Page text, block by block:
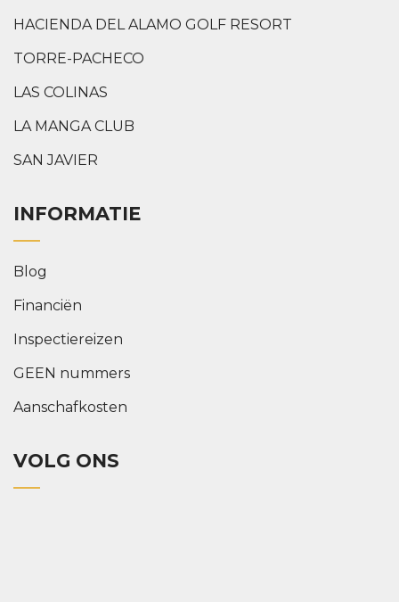
HACIENDA DEL ALAMO GOLF RESORT
TORRE-PACHECO
LAS COLINAS
LA MANGA CLUB
SAN JAVIER
INFORMATIE
Blog
Financiën
Inspectiereizen
GEEN nummers
Aanschafkosten
VOLG ONS